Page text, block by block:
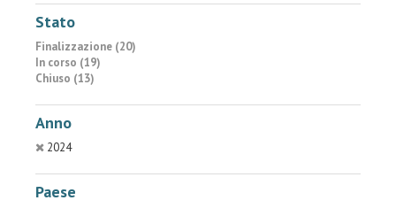
Stato
Finalizzazione (20)
In corso (19)
Chiuso (13)
Anno
2024
Paese